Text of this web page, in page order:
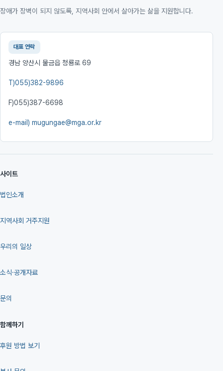
장애가 장벽이 되지 않도록, 지역사회 안에서 살아가는 삶을 지원합니다.
대표 연락
경남 양산시 물금읍 청룡로 69
T)055)382-9896
F)055)387-6698
e-mail) mugungae@mga.or.kr
사이트
법인소개
지역사회 거주지원
우리의 일상
소식·공개자료
문의
함께하기
후원 방법 보기